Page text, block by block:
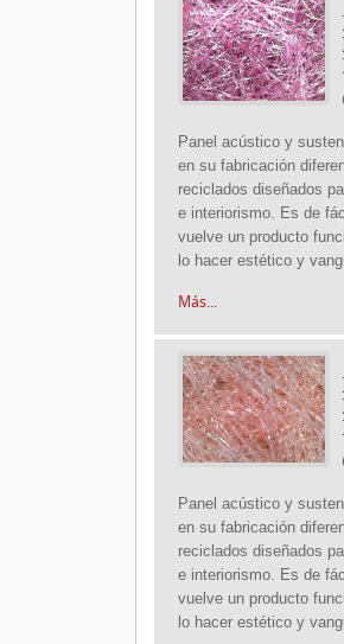
Panel acústico y
en su fabricación
reciclados diseñados
e interiorismo. Es de
vuelve un producto
lo hacer estético y
Más...
Panel acústico y
en su fabricación
reciclados diseñados
e interiorismo. Es de
vuelve un producto
lo hacer estético y